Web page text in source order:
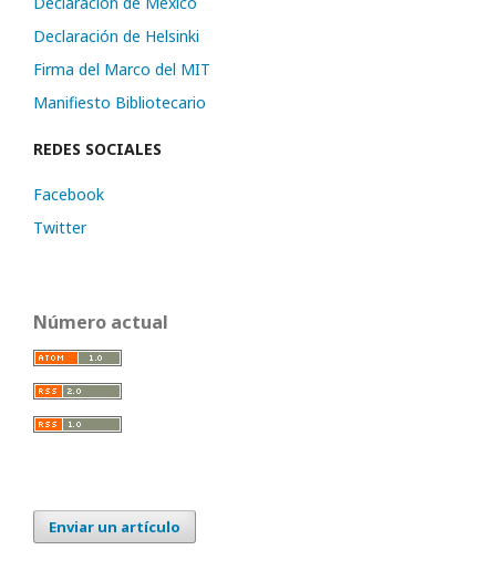
Declaración de Helsinki
Firma del Marco del MIT
Manifiesto Bibliotecario
REDES SOCIALES
Facebook
Twitter
Número actual
Enviar un artículo